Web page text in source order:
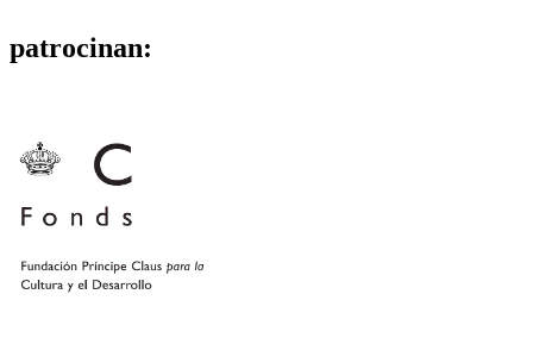
patrocinan: